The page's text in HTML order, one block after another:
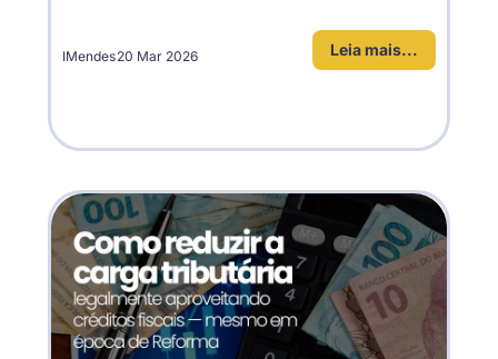
Leia mais...
IMendes20 Mar 2026